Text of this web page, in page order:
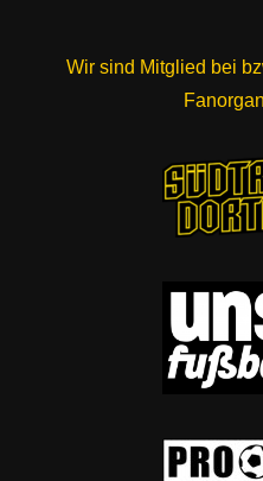
Wir sind Mitglied bei